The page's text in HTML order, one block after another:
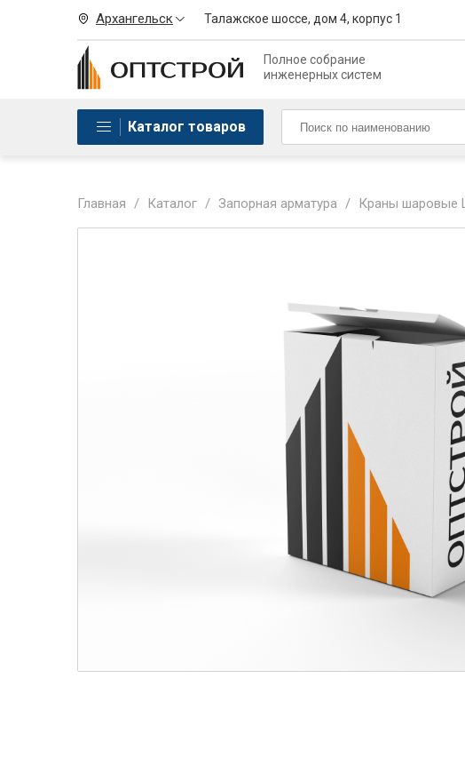
Архангельск Талажское шоссе, дом 4, корпус 1
Полное собрание
инженерных систем
Каталог товаров
Главная / Каталог / Запорная арматура / Краны шаровые